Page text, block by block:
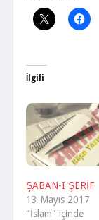
İlgili
ŞABAN-I ŞERİF
13 Mayıs 2017
"İslam" içinde